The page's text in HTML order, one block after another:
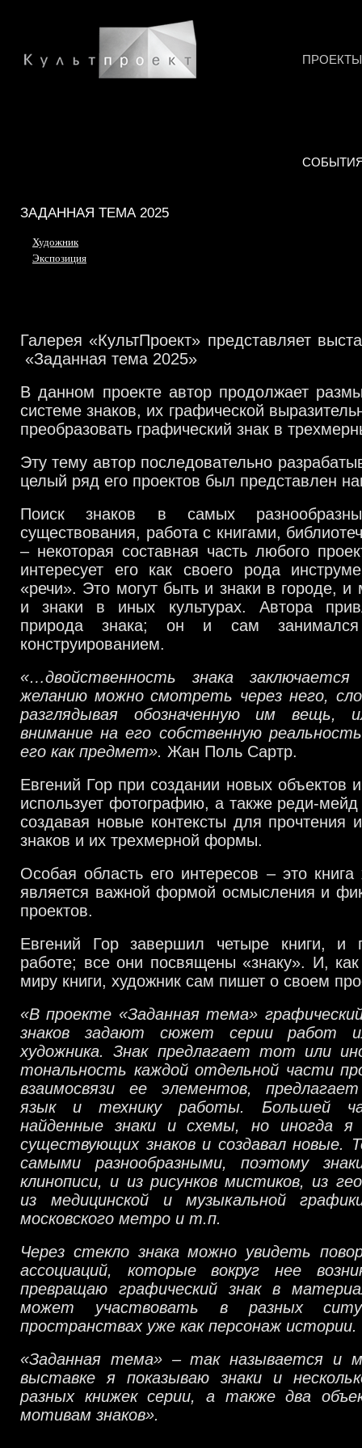
ПРОЕКТЫ
ЗАДАННАЯ ТЕМА 2025
Художник
Экспозиция
Галерея «КультПроект» представляет
«Заданная тема 2025»
В данном проекте автор продолжает
системе знаков, их графической
преобразовать графический знак в
Эту тему автор последовательно
целый ряд его проектов был представлен
Поиск знаков в самых
существования, работа с книгами,
– некоторая составная часть любого
интересует его как своего рода
«речи». Это могут быть и знаки в городе, и
и знаки в иных культурах. Автора
природа знака; он и сам занимался
конструированием.
«…двойственность знака
желанию можно смотреть через него,
разглядывая обозначенную им вещь,
внимание на его собственную
его как предмет». Жан Поль Сартр.
Евгений Гор при создании новых объектов
использует фотографию, а также реди-
создавая новые контексты для прочтения
знаков и их трехмерной формы.
Особая область его интересов – это книга
является важной формой осмысления и
проектов.
Евгений Гор завершил четыре книги, и
работе; все они посвящены «знаку». И, как
миру книги, художник сам пишет о своем
«В проекте «Заданная тема»
знаков задают сюжет серии работ
художника. Знак предлагает тот или
тональность каждой отдельной части
взаимосвязи ее элементов,
язык и технику работы. Большей
найденные знаки и схемы, но иногда
существующих знаков и создавал новые.
самыми разнообразными, поэтому
клинописи, и из рисунков мистиков, из
из медицинской и музыкальной
московского метро и т.п.
Через стекло знака можно увидеть
ассоциаций, которые вокруг нее
превращаю графический знак в
может участвовать в разных
пространствах уже как персонаж истории.
«Заданная тема» – так называется и
выставке я показываю знаки и
разных книжек серии, а также два
мотивам знаков».